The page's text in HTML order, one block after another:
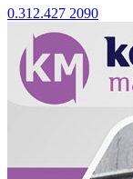
0.312.427 2090